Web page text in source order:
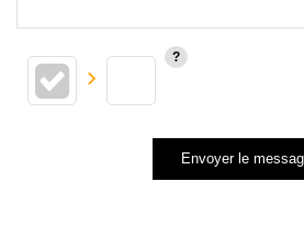
Envoyer le